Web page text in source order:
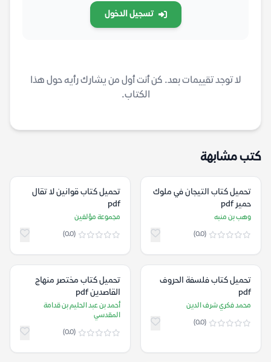
تسجيل الدخول
لا توجد تقييمات بعد. كن أنت أول من يشارك رأيه حول هذا
الكتاب.
كتب مشابهة
تحميل كتاب التيجان في ملوك
حمير pdf
وهب بن منبه
(0.0)
تحميل كتاب قوانين لا تقال
pdf
مجموعة مؤلفين
(0.0)
تحميل كتاب فلسفة الحروف
pdf
محمد فكري شرف الدين
(0.0)
تحميل كتاب مختصر منهاج
القاصدين pdf
أحمد بن عبد الحليم بن قدامة
المقدسي
(0.0)